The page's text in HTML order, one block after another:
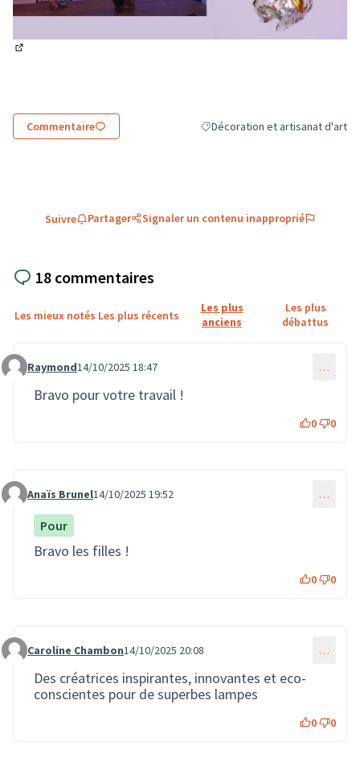
Commentaire Filtrer les résultats de la
Décoration et artisanat d'art
Suivre Partager Signaler un contenu inapproprié
18 commentaires
Les mieux notés Les plus récents
Les plus
anciens
Les plus
débattus
Commentaire 3863
Raymond14/10/2025 18:47 …
Bravo pour votre travail !
0 0
Commentaire 3864
Anaïs Brunel14/10/2025 19:52 …
Pour
Bravo les filles !
0 0
Commentaire 3865
Caroline Chambon14/10/2025 20:08 …
Des créatrices inspirantes, innovantes et eco-
conscientes pour de superbes lampes
0 0